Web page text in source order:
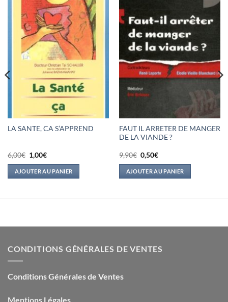
LA SANTE, CA S’APPREND
6,00€ Le
prix
initial
était :
6,00€.
1,00€Le
actuel
est :
1,00€.
AJOUTER AU PANIER
FAUT IL ARRETER DE MANGER
DE LA VIANDE ?
9,90€ Le
prix
initial
était :
9,90€.
0,50€Le
actuel
est :
0,50€.
AJOUTER AU PANIER
CONDITIONS GÉNÉRALES DE VENTES
Conditions Générales de Ventes
Mentions Légales